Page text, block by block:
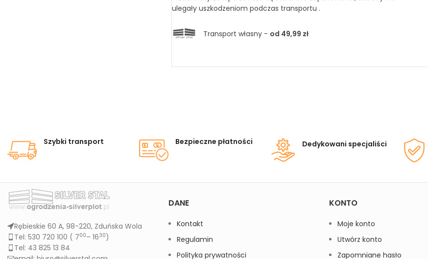
ulegały uszkodzeniom podczas transportu .
Transport własny - od 49,99 zł
Szybki transport Bezpieczne płatności Dedykowani specjaliści
Rębieskie 60 A, 98-220, Zduńska Wola
Tel: 530 720 100 ( 700– 1630)
Tel: 43 825 13 84
DANE
Kontakt
Regulamin
Polityka prywatności
KONTO
Moje konto
Utwórz konto
Zapomniane hasło